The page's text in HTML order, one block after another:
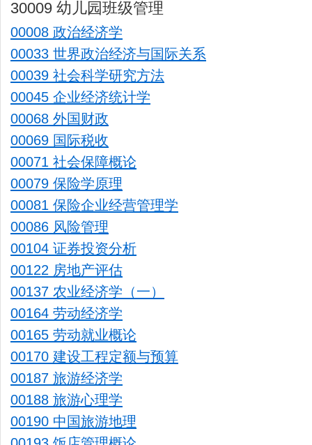
30009 幼儿园班级管理
00008 政治经济学
00033 世界政治经济与国际关系
00039 社会科学研究方法
00045 企业经济统计学
00068 外国财政
00069 国际税收
00071 社会保障概论
00079 保险学原理
00081 保险企业经营管理学
00086 风险管理
00104 证券投资分析
00122 房地产评估
00137 农业经济学（一）
00164 劳动经济学
00165 劳动就业概论
00170 建设工程定额与预算
00187 旅游经济学
00188 旅游心理学
00190 中国旅游地理